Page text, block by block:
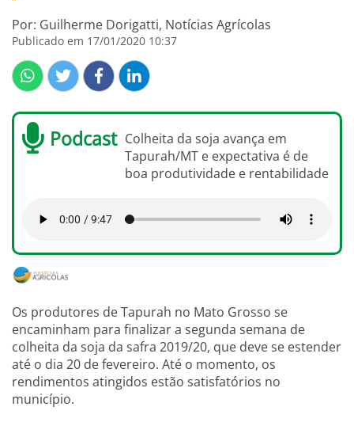
Por: Guilherme Dorigatti, Notícias Agrícolas
Publicado em 17/01/2020 10:37
Podcast Colheita da soja avança em
Tapurah/MT e expectativa é de
boa produtividade e rentabilidade
Os produtores de Tapurah no Mato Grosso se
encaminham para finalizar a segunda semana de
colheita da soja da safra 2019/20, que deve se estender
até o dia 20 de fevereiro. Até o momento, os
rendimentos atingidos estão satisfatórios no
município.